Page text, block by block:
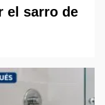
el sarro de